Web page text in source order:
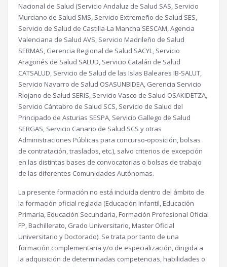
Nacional de Salud (Servicio Andaluz de Salud SAS, Servicio
Murciano de Salud SMS, Servicio Extremeño de Salud SES,
Servicio de Salud de Castilla-La Mancha SESCAM, Agencia
Valenciana de Salud AVS, Servicio Madrileño de Salud
SERMAS, Gerencia Regional de Salud SACYL, Servicio
Aragonés de Salud SALUD, Servicio Catalán de Salud
CATSALUD, Servicio de Salud de las Islas Baleares IB-SALUT,
Servicio Navarro de Salud OSASUNBIDEA, Gerencia Servicio
Riojano de Salud SERIS, Servicio Vasco de Salud OSAKIDETZA,
Servicio Cántabro de Salud SCS, Servicio de Salud del
Principado de Asturias SESPA, Servicio Gallego de Salud
SERGAS, Servicio Canario de Salud SCS y otras
Administraciones Públicas para concurso-oposición, bolsas
de contratación, traslados, etc.), salvo criterios de excepción
en las distintas bases de convocatorias o bolsas de trabajo
de las diferentes Comunidades Autónomas.
La presente formación no está incluida dentro del ámbito de
la formación oficial reglada (Educación Infantil, Educación
Primaria, Educación Secundaria, Formación Profesional Oficial
FP, Bachillerato, Grado Universitario, Master Oficial
Universitario y Doctorado). Se trata por tanto de una
formación complementaria y/o de especialización, dirigida a
la adquisición de determinadas competencias, habilidades o